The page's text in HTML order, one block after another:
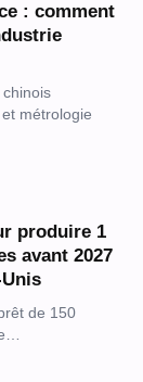
: comment
métrologie
produire 1
avant 2027
de 150